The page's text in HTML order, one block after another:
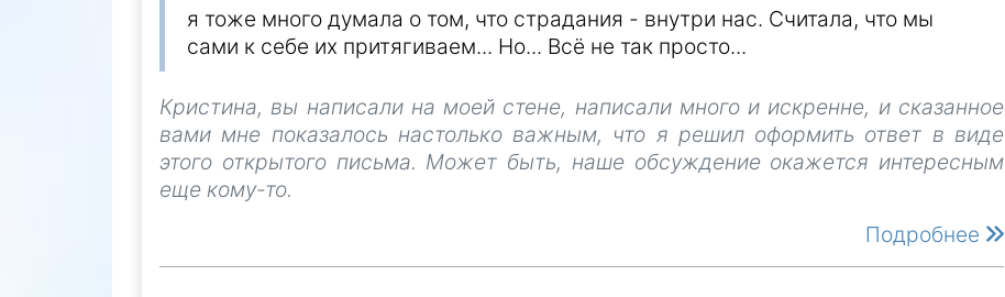
я тоже много думала о том, что страдания - внутри нас. Считала, что мы
сами к себе их притягиваем... Но... Всё не так просто...
Кристина, вы написали на моей стене, написали много и искренне, и сказанное
вами мне показалось настолько важным, что я решил оформить ответ в виде
этого открытого письма. Может быть, наше обсуждение окажется интересным
еще кому-то.
Подробнее